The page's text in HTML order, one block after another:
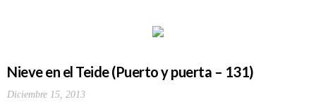
Nieve en el Teide (Puerto y puerta – 131)
Diciembre 15, 2013